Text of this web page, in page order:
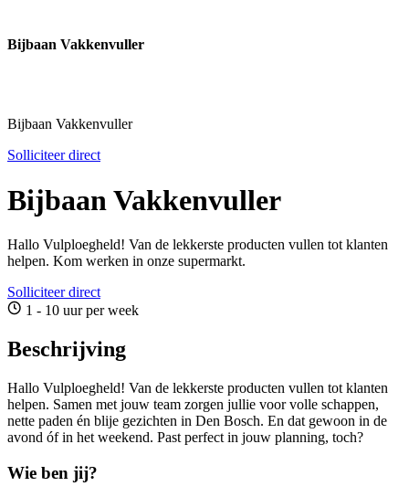
Bijbaan Vakkenvuller
Bijbaan Vakkenvuller
Solliciteer direct
Bijbaan Vakkenvuller
Hallo Vulploegheld! Van de lekkerste producten vullen tot klanten
helpen. Kom werken in onze supermarkt.
Solliciteer direct
1 - 10 uur per week
Beschrijving
Hallo Vulploegheld! Van de lekkerste producten vullen tot klanten
helpen. Samen met jouw team zorgen jullie voor volle schappen,
nette paden én blije gezichten in Den Bosch. En dat gewoon in de
avond óf in het weekend. Past perfect in jouw planning, toch?
Wie ben jij?